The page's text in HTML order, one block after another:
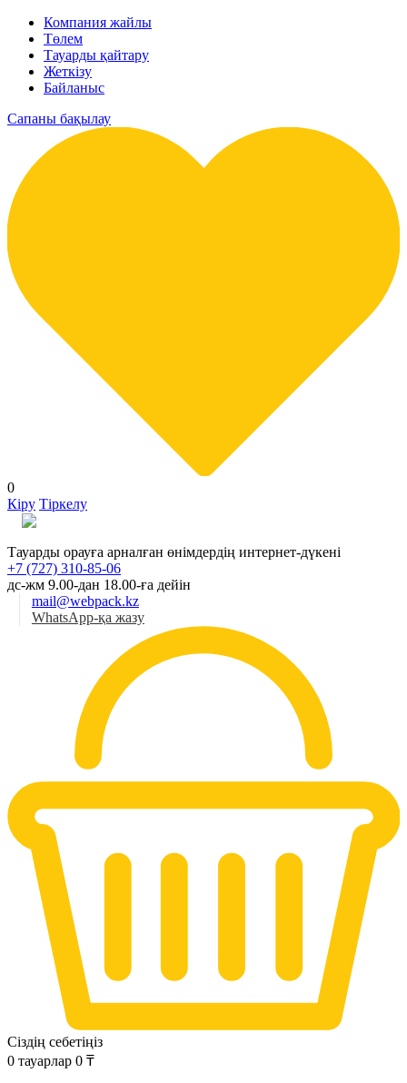
Компания жайлы
Төлем
Тауарды қайтару
Жеткізу
Байланыс
Сапаны бақылау
0
Кіру Тіркелу
Тауарды орауға арналған өнімдердің интернет-дүкені
+7 (727) 310-85-06
дс-жм 9.00-дан 18.00-ға дейін
mail@webpack.kz
WhatsApp-қа жазу
Сіздің себетіңіз
0 тауарлар 0 ₸